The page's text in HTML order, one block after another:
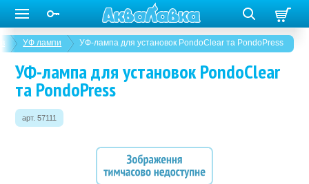
УФ лампи УФ-лампа для установок PondoClear та PondoPress
УФ-лампа для установок PondoClear
та PondoPress
арт. 57111